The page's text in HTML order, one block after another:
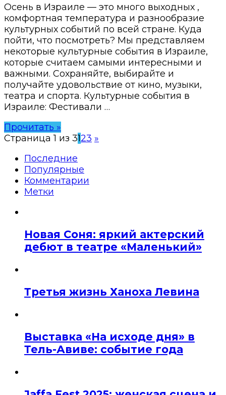
Осень в Израиле — это много выходных ,
комфортная температура и разнообразие
культурных событий по всей стране. Куда
пойти, что посмотреть? Мы представляем
некоторые культурные события в Израиле,
которые считаем самыми интересными и
важными. Сохраняйте, выбирайте и
получайте удовольствие от кино, музыки,
театра и спорта. Культурные события в
Израиле: Фестивали …
Прочитать »
Страница 1 из 3123 »
Последние
Популярные
Комментарии
Метки
Новая Соня: яркий актерский
дебют в театре «Маленький»
Третья жизнь Ханоха Левина
Выставка «На исходе дня» в
Тель-Авиве: событие года